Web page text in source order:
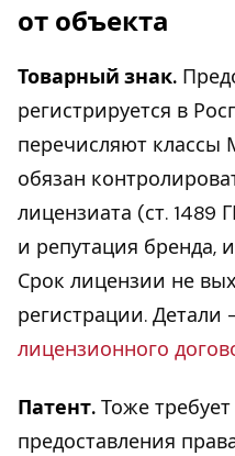
от объекта
Товарный знак.
регистрируется в
перечисляют классы
обязан
лицензиата (ст. 1489
и репутация бренда,
Срок лицензии не
регистрации. Детали
лицензионного
Патент. Тоже
предоставления